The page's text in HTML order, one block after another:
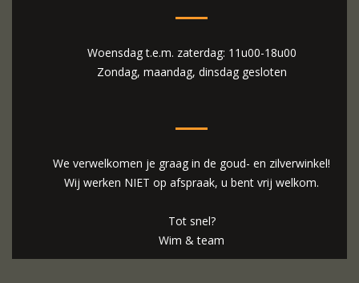
Woensdag t.e.m. zaterdag: 11u00-18u00
Zondag, maandag, dinsdag gesloten
We verwelkomen je graag in de goud- en zilverwinkel!
Wij werken NIET op afspraak, u bent vrij welkom.
Tot snel?
Wim & team